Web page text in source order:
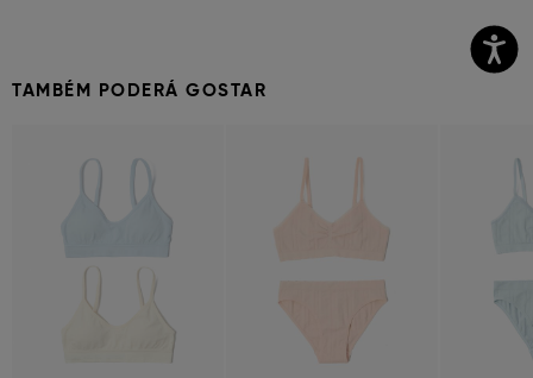
TAMBÉM PODERÁ GOSTAR